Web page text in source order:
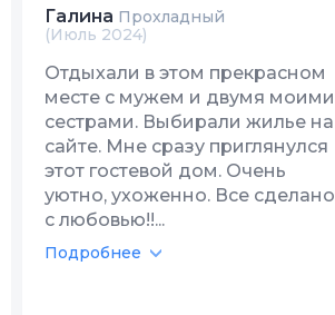
Галина Прохладный
(Июль 2024)
Отдыхали в этом прекрасном
месте с мужем и двумя моими
сестрами. Выбирали жилье на
сайте. Мне сразу приглянулся
этот гостевой дом. Очень
уютно, ухоженно. Все сделано
с любовью!!...
Подробнее